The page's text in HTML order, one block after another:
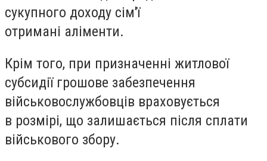
сукупного доходу сім'ї
отримані аліменти.
Крім того, при призначенні житлової
субсидії грошове забезпечення
військовослужбовців враховується
в розмірі, що залишається після сплати
військового збору.